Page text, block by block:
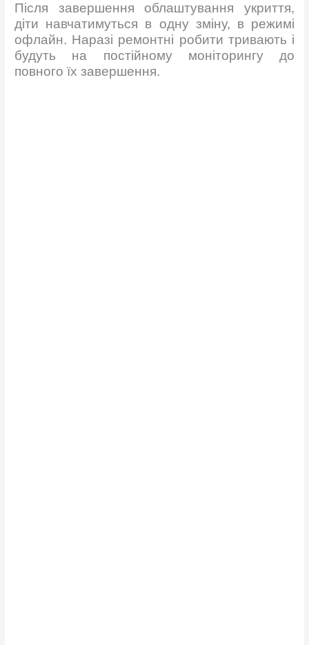
Після завершення облаштування укриття,
діти навчатимуться в одну зміну, в режимі
офлайн. Наразі ремонтні робити тривають і
будуть на постійному моніторингу до
повного їх завершення.